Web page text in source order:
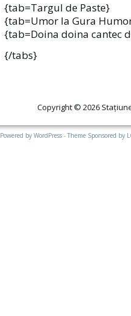
{tab=Targul de Paste}
{tab=Umor la Gura
{tab=Doina doina cantec
{/tabs}
Copyright © 2026
Powered by WordPress - Theme Sponsored by